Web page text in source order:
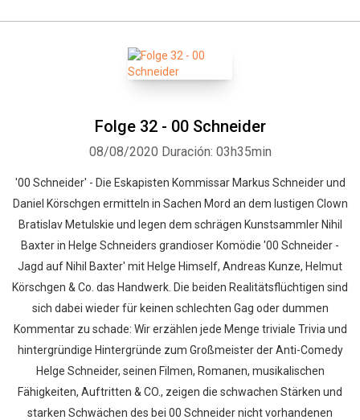
Folge 32 - 00 Schneider
08/08/2020 Duración: 03h35min
'00 Schneider' - Die Eskapisten Kommissar Markus Schneider und
Daniel Körschgen ermitteln in Sachen Mord an dem lustigen Clown
Bratislav Metulskie und legen dem schrägen Kunstsammler Nihil
Baxter in Helge Schneiders grandioser Komödie '00 Schneider -
Jagd auf Nihil Baxter' mit Helge Himself, Andreas Kunze, Helmut
Körschgen & Co. das Handwerk. Die beiden Realitätsflüchtigen sind
sich dabei wieder für keinen schlechten Gag oder dummen
Kommentar zu schade: Wir erzählen jede Menge triviale Trivia und
hintergründige Hintergründe zum Großmeister der Anti-Comedy
Helge Schneider, seinen Filmen, Romanen, musikalischen
Fähigkeiten, Auftritten & CO., zeigen die schwachen Stärken und
starken Schwächen des bei 00 Schneider nicht vorhandenen